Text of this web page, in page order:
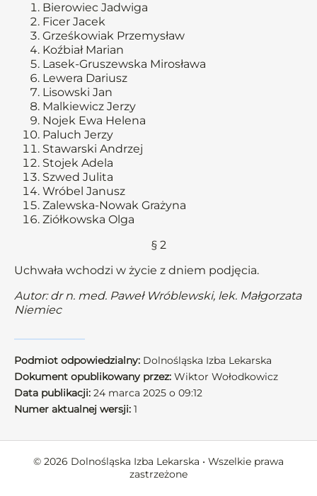
Bierowiec Jadwiga
Ficer Jacek
Grześkowiak Przemysław
Koźbiał Marian
Lasek-Gruszewska Mirosława
Lewera Dariusz
Lisowski Jan
Malkiewicz Jerzy
Nojek Ewa Helena
Paluch Jerzy
Stawarski Andrzej
Stojek Adela
Szwed Julita
Wróbel Janusz
Zalewska-Nowak Grażyna
Ziółkowska Olga
§ 2
Uchwała wchodzi w życie z dniem podjęcia.
Autor: dr n. med. Paweł Wróblewski, lek. Małgorzata
Niemiec
Podmiot odpowiedzialny: Dolnośląska Izba Lekarska
Dokument opublikowany przez: Wiktor Wołodkowicz
Data publikacji: 24 marca 2025 o 09:12
Numer aktualnej wersji: 1
© 2026 Dolnośląska Izba Lekarska • Wszelkie prawa
zastrzeżone